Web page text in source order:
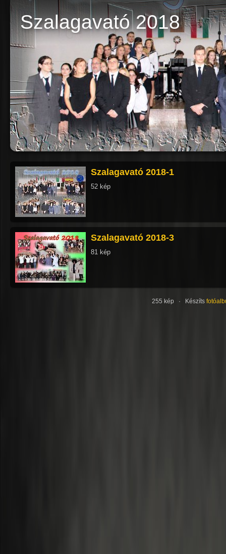
Szalagavató 2018
Szalagavató 2018-1
52 kép
Szalagavató 2018-3
81 kép
255 kép · Készíts